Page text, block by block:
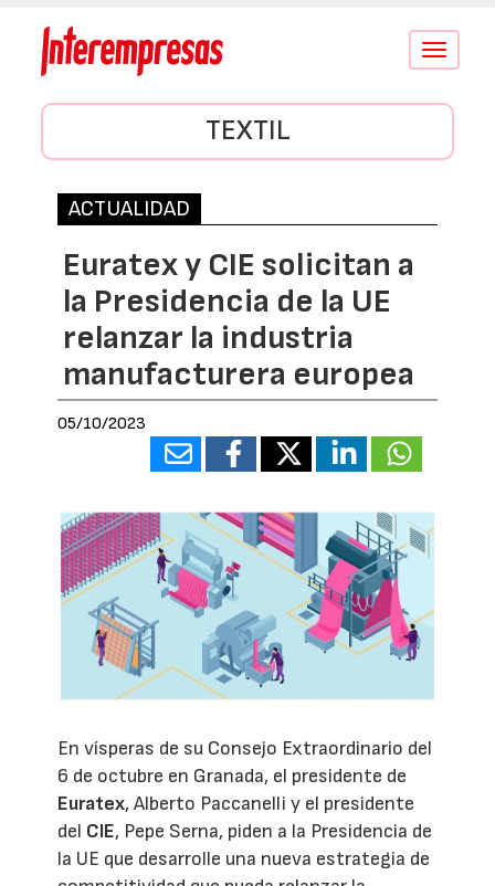
Conmutar
TEXTIL
ACTUALIDAD
Euratex y CIE solicitan a
la Presidencia de la UE
relanzar la industria
manufacturera europea
05/10/2023
En vísperas de su Consejo Extraordinario del
6 de octubre en Granada, el presidente de
Euratex, Alberto Paccanelli y el presidente
del CIE, Pepe Serna, piden a la Presidencia de
la UE que desarrolle una nueva estrategia de